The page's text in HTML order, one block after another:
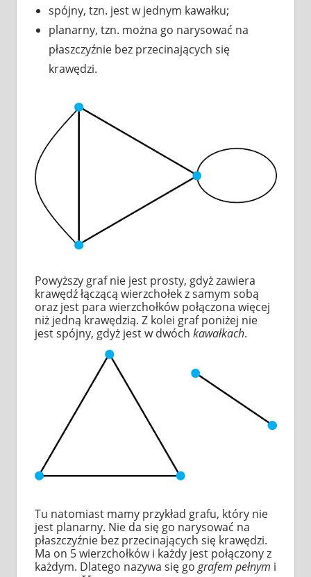
spójny, tzn. jest w jednym kawałku;
planarny, tzn. można go narysować na
płaszczyźnie bez przecinających się
krawędzi.
Powyższy graf nie jest prosty, gdyż zawiera
krawędź łączącą wierzchołek z samym sobą
oraz jest para wierzchołków połączona więcej
niż jedną krawędzią. Z kolei graf poniżej nie
jest spójny, gdyż jest w dwóch kawałkach.
Tu natomiast mamy przykład grafu, który nie
jest planarny. Nie da się go narysować na
płaszczyźnie bez przecinających się krawędzi.
Ma on 5 wierzchołków i każdy jest połączony z
każdym. Dlatego nazywa się go grafem pełnym i